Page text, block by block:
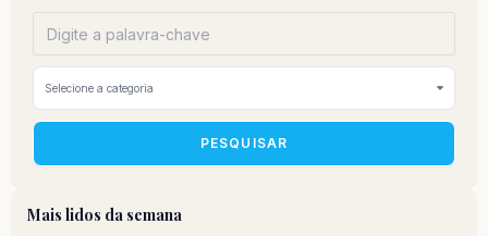
PESQUISAR
Mais lidos da semana